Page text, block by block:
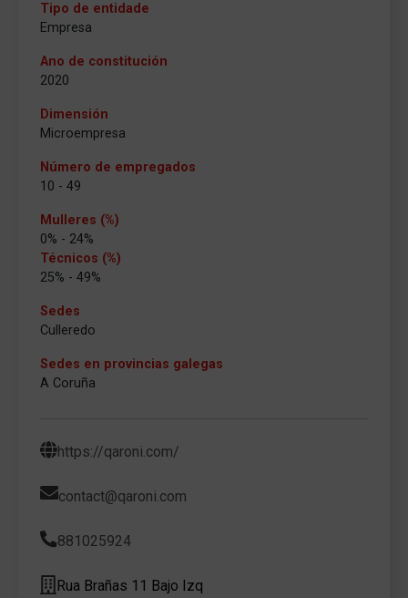
Tipo de entidade
Empresa
Ano de constitución
2020
Dimensión
Microempresa
Número de empregados
10 - 49
Mulleres (%)
0% - 24%
Técnicos (%)
25% - 49%
Sedes
Culleredo
Sedes en provincias galegas
A Coruña
https://qaroni.com/
contact@qaroni.com
881025924
Rua Brañas 11 Bajo Izq